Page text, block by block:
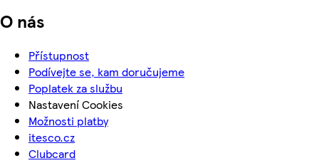
O nás
Přístupnost
Podívejte se, kam doručujeme
Poplatek za službu
Nastavení Cookies
Možnosti platby
itesco.cz
Clubcard